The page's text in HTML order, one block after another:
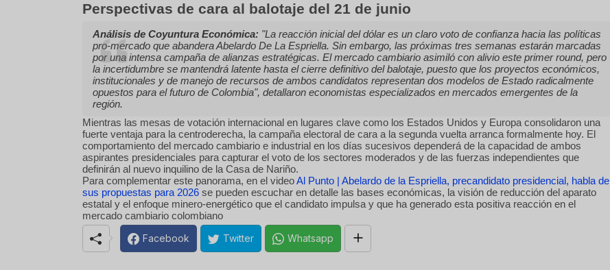
Perspectivas de cara al balotaje del 21 de junio
Análisis de Coyuntura Económica: "La reacción inicial del dólar es un claro voto de confianza hacia las políticas
pro-mercado que abandera Abelardo De La Espriella. Sin embargo, las próximas tres semanas estarán marcadas
por una intensa campaña de alianzas estratégicas. El mercado cambiario asimiló con alivio este primer round, pero
la incertidumbre se mantendrá latente hasta el cierre definitivo del balotaje, puesto que los proyectos económicos,
institucionales y de manejo de recursos de ambos candidatos representan dos modelos de Estado radicalmente
opuestos para el futuro de Colombia", detallaron economistas especializados en mercados emergentes de la
región.
Mientras las mesas de votación internacional en lugares clave como los Estados Unidos y Europa consolidaron una
fuerte ventaja para la centroderecha, la campaña electoral de cara a la segunda vuelta arranca formalmente hoy. El
comportamiento del mercado cambiario e industrial en los días sucesivos dependerá de la capacidad de ambos
aspirantes presidenciales para capturar el voto de los sectores moderados y de las fuerzas independientes que
definirán al nuevo inquilino de la Casa de Nariño.
Para complementar este panorama, en el videoAl Punto | Abelardo de la Espriella, precandidato presidencial, habla de
sus propuestas para 2026se pueden escuchar en detalle las bases económicas, la visión de reducción del aparato
estatal y el enfoque minero-energético que el candidato impulsa y que ha generado esta positiva reacción en el
mercado cambiario colombiano
Facebook
Twitter Whatsapp